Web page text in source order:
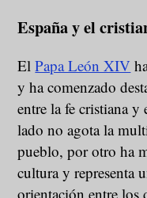
España y el
ElPapa León XIV
y ha comenzado
entre la fe cristiana y
lado no agota la
pueblo, por otro ha
cultura y representa
orientación entre los